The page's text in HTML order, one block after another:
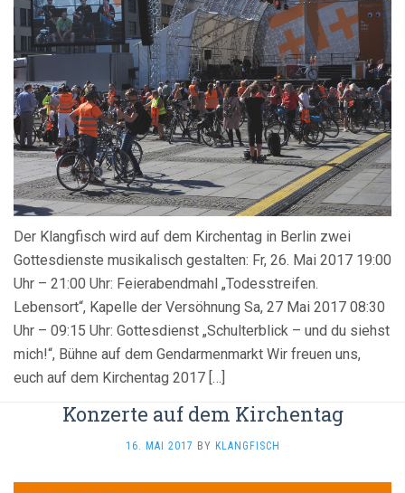
Der Klangfisch wird auf dem Kirchentag in Berlin zwei
Gottesdienste musikalisch gestalten: Fr, 26. Mai 2017 19:00
Uhr – 21:00 Uhr: Feierabendmahl „Todesstreifen.
Lebensort“, Kapelle der Versöhnung Sa, 27 Mai 2017 08:30
Uhr – 09:15 Uhr: Gottesdienst „Schulterblick – und du siehst
mich!“, Bühne auf dem Gendarmenmarkt Wir freuen uns,
euch auf dem Kirchentag 2017 […]
Konzerte auf dem Kirchentag
16. MAI 2017 BY KLANGFISCH